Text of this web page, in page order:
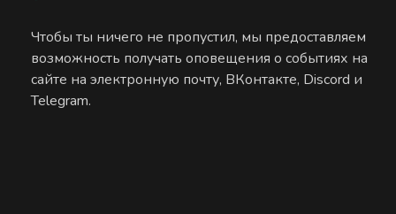
Чтобы ты ничего не пропустил, мы предоставляем
возможность получать оповещения о событиях на
сайте на электронную почту, ВКонтакте, Discord и
Telegram.